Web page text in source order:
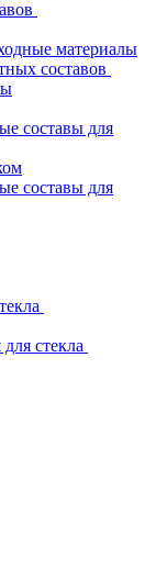
материалы
составов
составы для
составы для
стекла